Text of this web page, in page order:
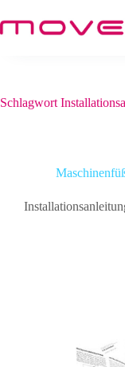
Inhalt
springen
Schlagwort